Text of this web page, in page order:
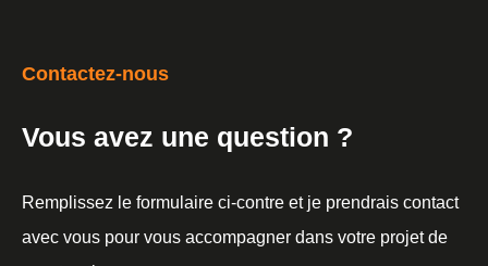
Contactez-nous
Vous avez une question ?
Remplissez le formulaire ci-contre et je prendrais contact
avec vous pour vous accompagner dans votre projet de